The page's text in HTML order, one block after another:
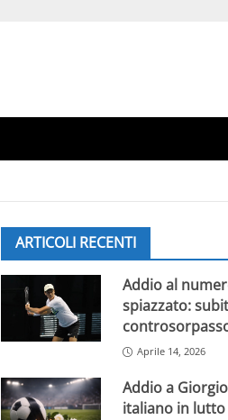
ARTICOLI RECENTI
Addio al
spiazzato:
Aprile 14, 2026
Addio a
italiano in lutto